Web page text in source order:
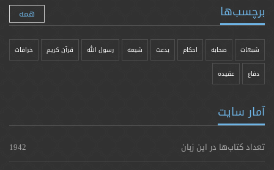
برچسب‌ها همه
شبهات صحابه احکام بدعت شیعه رسول الله قرآن کریم خرافات
دفاع عقیده
آمار سایت
تعداد کتاب‌ها در این زبان
1942